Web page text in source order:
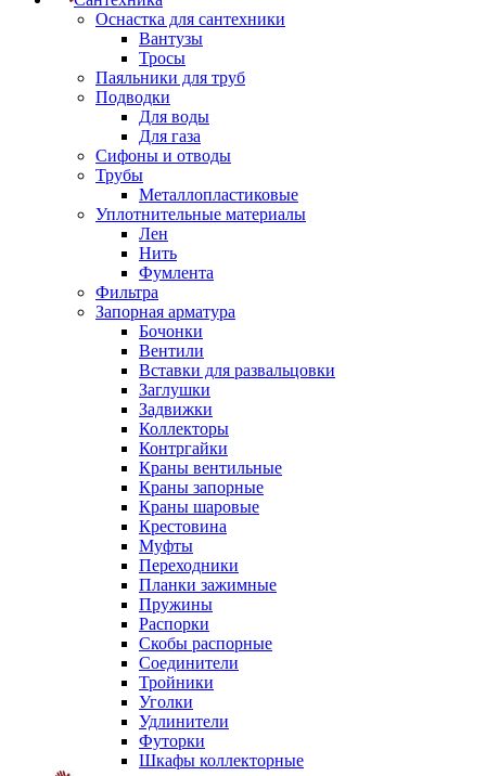
Оснастка для сантехники
Вантузы
Тросы
Паяльники для труб
Подводки
Для воды
Для газа
Сифоны и отводы
Трубы
Металлопластиковые
Уплотнительные материалы
Лен
Нить
Фумлента
Фильтра
Запорная арматура
Бочонки
Вентили
Вставки для развальцовки
Заглушки
Задвижки
Коллекторы
Контргайки
Краны вентильные
Краны запорные
Краны шаровые
Крестовина
Муфты
Переходники
Планки зажимные
Пружины
Распорки
Скобы распорные
Соединители
Тройники
Уголки
Удлинители
Футорки
Шкафы коллекторные